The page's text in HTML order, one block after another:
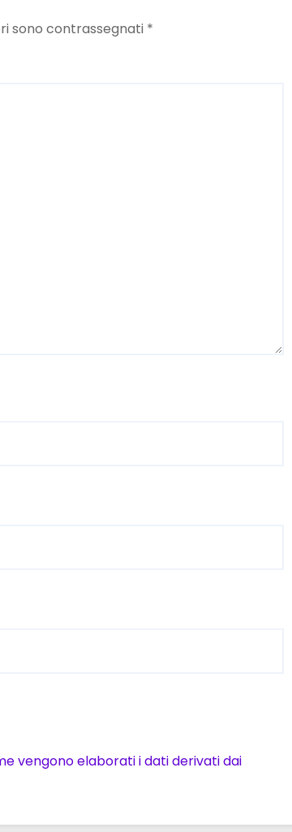
sono contrassegnati *
vengono elaborati i dati derivati dai